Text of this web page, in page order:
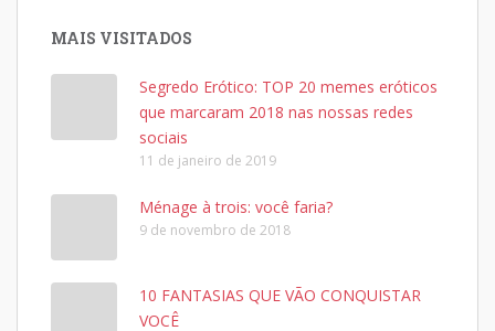
MAIS VISITADOS
Segredo Erótico: TOP 20 memes eróticos
que marcaram 2018 nas nossas redes
sociais
11 de janeiro de 2019
Ménage à trois: você faria?
9 de novembro de 2018
10 FANTASIAS QUE VÃO CONQUISTAR
VOCÊ